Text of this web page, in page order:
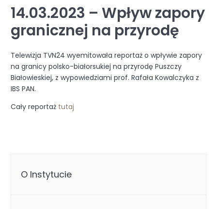
14.03.2023 – Wpływ zapory
granicznej na przyrodę
Telewizja TVN24 wyemitowała reportaż o wpływie zapory
na granicy polsko-białorsukiej na przyrodę Puszczy
Białowieskiej, z wypowiedziami prof. Rafała Kowalczyka z
IBS PAN.
Cały reportaż tutaj
O Instytucie